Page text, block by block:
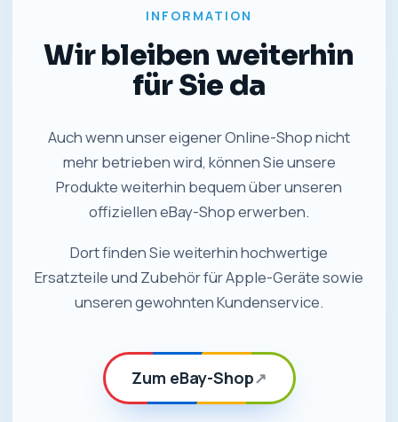
INFORMATION
Wir bleiben weiterhin
für Sie da
Auch wenn unser eigener Online-Shop nicht
mehr betrieben wird, können Sie unsere
Produkte weiterhin bequem über unseren
offiziellen eBay-Shop erwerben.
Dort finden Sie weiterhin hochwertige
Ersatzteile und Zubehör für Apple-Geräte sowie
unseren gewohnten Kundenservice.
Zum eBay-Shop↗